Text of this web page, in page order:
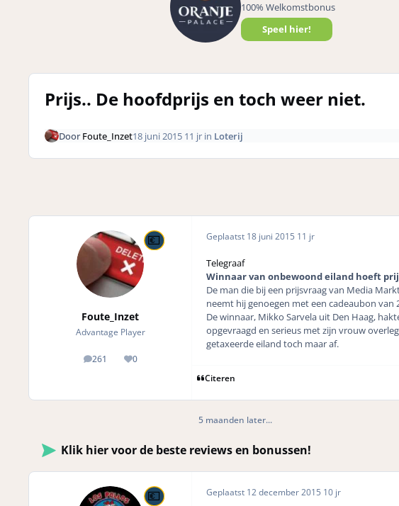
100% Welkomstbonus
Speel hier!
Prijs.. De hoofdprijs en toch weer niet.
DoorFoute_Inzet18 juni 2015 11 jrin Loterij
Foute_Inzet
Advantage Player
261
posts 0
Reputation
Geplaatst 18 juni 2015 11 jr
Telegraaf
Winnaar van onbewoond eiland hoeft
De man die bij een prijsvraag van Media
neemt hij genoegen met een cadeaubon van
De winnaar, Mikko Sarvela uit Den Haag,
opgevraagd en serieus met zijn vrouw
getaxeerde eiland toch maar af.
Citeren
5 maanden later...
Klik hier voor de beste reviews en bonussen!
Geplaatst 12 december 2015 10 jr